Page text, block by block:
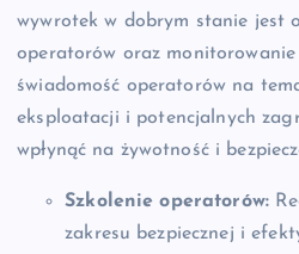
wywrotek w dobrym stanie jest
operatorów oraz
świadomość operatorów na
eksploatacji i potencjalnych
wpłynąć na żywotność i
Szkolenie operatorów:
zakresu bezpiecznej i